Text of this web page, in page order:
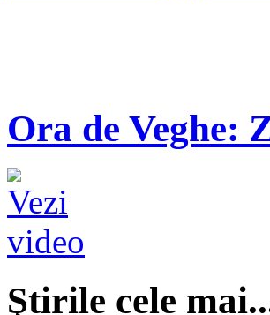
Ora de Veghe:
Ştirile cele